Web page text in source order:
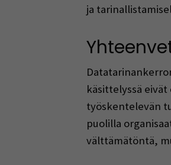
ja
käsittelyssä
työskentelevän
puolilla
välttämätöntä,